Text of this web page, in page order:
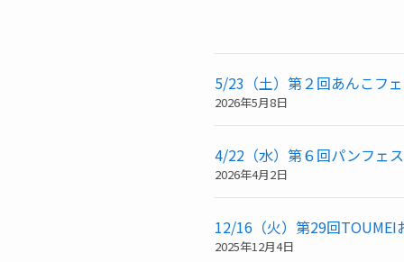
5/23（土）第２回あんこフ
2026年5月8日
4/22（水）第６回パンフェス
2026年4月2日
12/16（火）第29回TOUMEI
2025年12月4日